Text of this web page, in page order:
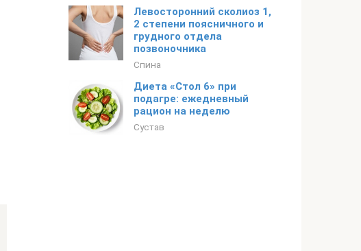
Левосторонний сколиоз 1,
2 степени поясничного и
грудного отдела
позвоночника
Спина
Диета «Стол 6» при
подагре: ежедневный
рацион на неделю
Сустав